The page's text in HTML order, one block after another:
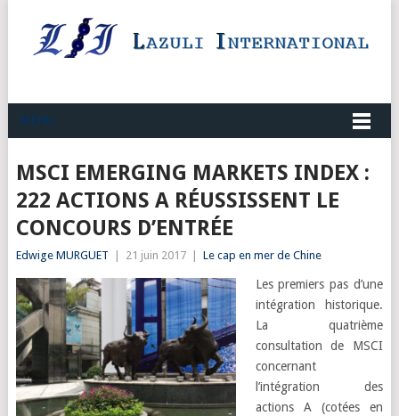
MENU
MSCI EMERGING MARKETS INDEX :
222 ACTIONS A RÉUSSISSENT LE
CONCOURS D’ENTRÉE
Edwige MURGUET 21 juin 2017 Le cap en mer de Chine
Les premiers pas d’une
intégration historique.
La quatrième
consultation de MSCI
concernant
l’intégration des
actions A (cotées en